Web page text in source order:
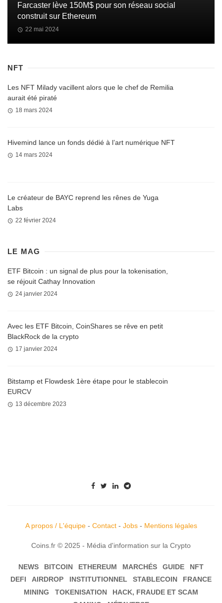
Farcaster lève 150M$ pour son réseau social
construit sur Ethereum
22 mai 2024
NFT
Les NFT Milady vacillent alors que le chef de Remilia
aurait été piraté
18 mars 2024
Hivemind lance un fonds dédié à l’art numérique NFT
14 mars 2024
Le créateur de BAYC reprend les rênes de Yuga
Labs
22 février 2024
LE MAG
ETF Bitcoin : un signal de plus pour la tokenisation,
se réjouit Cathay Innovation
24 janvier 2024
Avec les ETF Bitcoin, CoinShares se rêve en petit
BlackRock de la crypto
17 janvier 2024
Bitstamp et Flowdesk 1ère étape pour le stablecoin
EURCV
13 décembre 2023
A propos / L'équipe- Contact- Jobs- Mentions légales
Coins.fr © 2025 - Média d'information sur la Crypto
NEWS BITCOIN ETHEREUM MARCHÉS GUIDE
NFT
DEFI
AIRDROP INSTITUTIONNEL STABLECOIN
FRANCE
MINING
TOKENISATION
HACK, FRAUDE ET SCAM